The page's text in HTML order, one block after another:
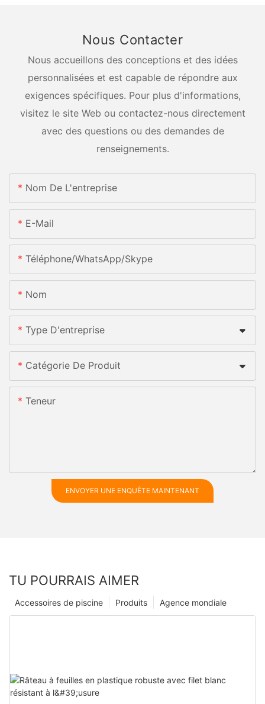
Nous Contacter
Nous accueillons des conceptions et des idées
personnalisées et est capable de répondre aux
exigences spécifiques. Pour plus d'informations,
visitez le site Web ou contactez-nous directement
avec des questions ou des demandes de
renseignements.
Nom De L'entreprise
E-Mail
Téléphone/WhatsApp/Skype
Nom
Type D'entreprise
Catégorie De Produit
Teneur
ENVOYER UNE ENQUÊTE MAINTENANT
TU POURRAIS AIMER
Agence mondiale
Produits
Accessoires de piscine